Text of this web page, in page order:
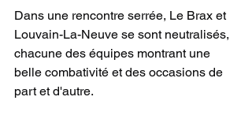
Dans une rencontre serrée, Le Brax et
Louvain-La-Neuve se sont neutralisés,
chacune des équipes montrant une
belle combativité et des occasions de
part et d'autre.